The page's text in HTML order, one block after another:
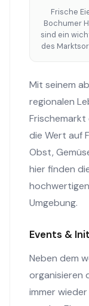
Frische
Bochumer
sind ein
des
Mit seinem
regionalen
die Wert auf
Obst,
hier finden
Umgebung.
Events &
Neben dem
organisieren
immer